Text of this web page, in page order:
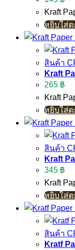
Kraft
หยิบใส่ต
สินค้า
Kraft
265 ฿
Kraft
หยิบใส่ต
สินค้า
Kraft
345 ฿
Kraft
หยิบใส่ต
สินค้า
Kratf